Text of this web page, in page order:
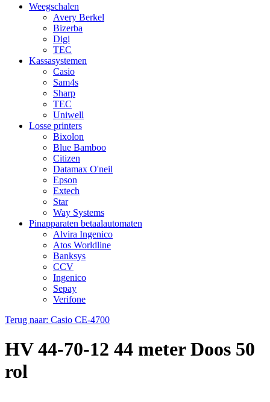
Weegschalen
Avery Berkel
Bizerba
Digi
TEC
Kassasystemen
Casio
Sam4s
Sharp
TEC
Uniwell
Losse printers
Bixolon
Blue Bamboo
Citizen
Datamax O'neil
Epson
Extech
Star
Way Systems
Pinapparaten betaalautomaten
Alvira Ingenico
Atos Worldline
Banksys
CCV
Ingenico
Sepay
Verifone
Terug naar: Casio CE-4700
HV 44-70-12 44 meter Doos 50
rol